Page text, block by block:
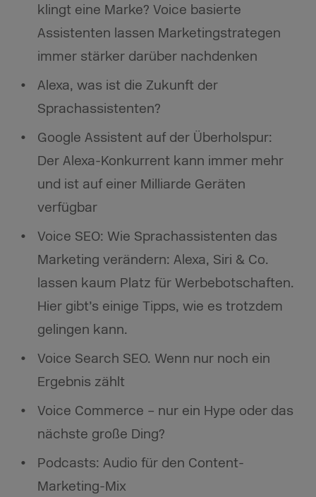
klingt eine Marke? Voice basierte
Assistenten lassen Marketingstrategen
immer stärker darüber nachdenken
Alexa, was ist die Zukunft der
Sprachassistenten?
Google Assistent auf der Überholspur:
Der Alexa-Konkurrent kann immer mehr
und ist auf einer Milliarde Geräten
verfügbar
Voice SEO: Wie Sprachassistenten das
Marketing verändern: Alexa, Siri & Co.
lassen kaum Platz für Werbebotschaften.
Hier gibt’s einige Tipps, wie es trotzdem
gelingen kann.
Voice Search SEO. Wenn nur noch ein
Ergebnis zählt
Voice Commerce – nur ein Hype oder das
nächste große Ding?
Podcasts: Audio für den Content-
Marketing-Mix